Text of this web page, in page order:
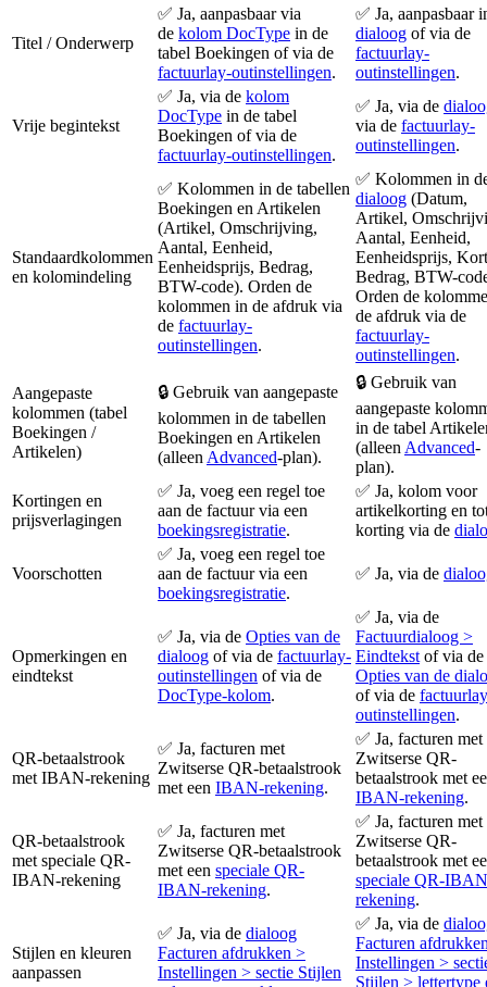
Titel / Onderwerp
✅ Ja, aanpasbaar via
de kolom DocType in de
tabel Boekingen of via de
factuurlay-outinstellingen.
✅ Ja, aanpasbaar
dialoog of via de
factuurlay-
outinstellingen.
Vrije begintekst
✅ Ja, via de kolom
DocType in de tabel
Boekingen of via de
factuurlay-outinstellingen.
✅ Ja, via de
via de factuurlay-
outinstellingen.
Standaardkolommen
en kolomindeling
✅ Kolommen in de tabellen
Boekingen en Artikelen
(Artikel, Omschrijving,
Aantal, Eenheid,
Eenheidsprijs, Bedrag,
BTW-code). Orden de
kolommen in de afdruk via
de factuurlay-
outinstellingen.
✅ Kolommen in
dialoog (Datum,
Artikel,
Aantal, Eenheid,
Eenheidsprijs,
Bedrag, BTW-
Orden de
de afdruk via de
factuurlay-
outinstellingen.
Aangepaste
kolommen (tabel
Boekingen /
Artikelen)
🔒 Gebruik van aangepaste
kolommen in de tabellen
Boekingen en Artikelen
(alleen Advanced-plan).
🔒 Gebruik van
aangepaste
in de tabel
(alleen Advanced-
plan).
Kortingen en
prijsverlagingen
✅ Ja, voeg een regel toe
aan de factuur via een
boekingsregistratie.
✅ Ja, kolom voor
artikelkorting en
korting via de
Voorschotten
✅ Ja, voeg een regel toe
aan de factuur via een
boekingsregistratie.
✅ Ja, via de
Opmerkingen en
eindtekst
✅ Ja, via de Opties van de
dialoog of via de factuurlay-
outinstellingen of via de
DocType-kolom.
✅ Ja, via de
Factuurdialoog >
Eindtekst of via de
Opties van de
of via de
outinstellingen.
QR-betaalstrook
met IBAN-rekening
✅ Ja, facturen met
Zwitserse QR-betaalstrook
met een IBAN-rekening.
✅ Ja, facturen met
Zwitserse QR-
betaalstrook met
IBAN-rekening.
QR-betaalstrook
met speciale QR-
IBAN-rekening
✅ Ja, facturen met
Zwitserse QR-betaalstrook
met een speciale QR-
IBAN-rekening.
✅ Ja, facturen met
Zwitserse QR-
betaalstrook met
speciale QR-
rekening.
Stijlen en kleuren
aanpassen
✅ Ja, via de dialoog
Facturen afdrukken >
Instellingen > sectie Stijlen
✅ Ja, via de
Facturen
Instellingen >
Stijlen > lettertype